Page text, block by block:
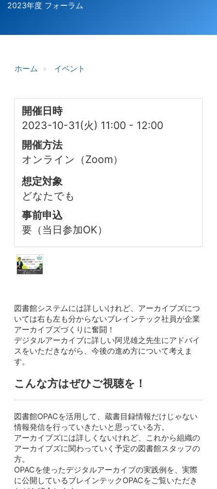
2023年度 フォーラム
ホーム イベント
開催日時
2023-10-31(火) 11:00 - 12:00
開催方法
オンライン（Zoom）
想定対象
どなたでも
事前申込
要（当日参加OK）
図書館システムには詳しいけれど、アーカイブズにつ
いては右も左も分からないブレインテック社員が企業
アーカイブズづくりに奮闘！
デジタルアーカイブに詳しい阿児雄之先生にアドバイ
スをいただきながら、今後の進め方について考えま
す。
こんな方はぜひご視聴を！
図書館OPACを活用して、蔵書目録情報だけじゃない
情報発信を行っていきたいと思っている方。
アーカイブズには詳しくないけれど、これから組織の
アーカイブズに関わっていく予定の図書館スタッフの
方。
OPACを使ったデジタルアーカイブの実践例を、実際
に公開しているブレインテックOPACをご覧いただき